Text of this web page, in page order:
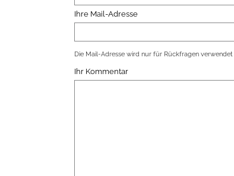
Ihre Mail-Adresse
Die Mail-Adresse wird nur für Rückfragen
Ihr Kommentar